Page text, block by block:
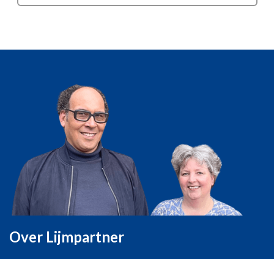
Over Lijmpartner